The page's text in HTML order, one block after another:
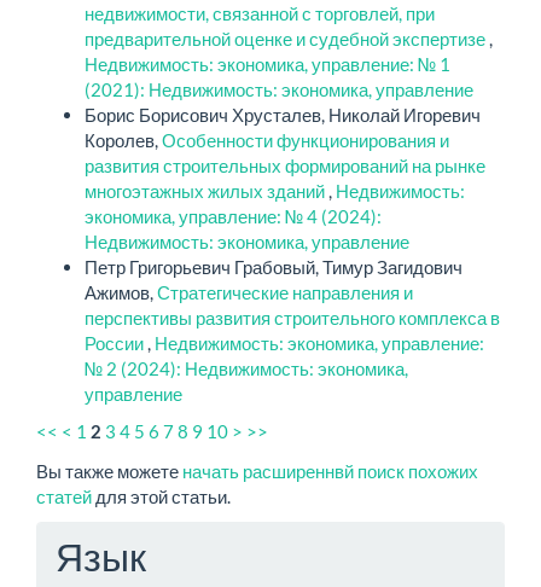
недвижимости, связанной с торговлей, при
предварительной оценке и судебной экспертизе
Недвижимость: экономика, управление: № 1
(2021): Недвижимость: экономика, управление
Борис Борисович Хрусталев, Николай Игоревич
Королев, Особенности функционирования и
развития строительных формирований на рынке
многоэтажных жилых зданий Недвижимость:
экономика, управление: № 4 (2024):
Недвижимость: экономика, управление
Петр Григорьевич Грабовый, Тимур Загидович
Ажимов, Стратегические направления и
перспективы развития строительного комплекса в
России Недвижимость: экономика, управление:
№ 2 (2024): Недвижимость: экономика,
управление
<< < 1 2 3 4 5 6 78 9 10 > >>
Вы также можете начать расширеннвй поиск похожих
статей для этой статьи.
Язык